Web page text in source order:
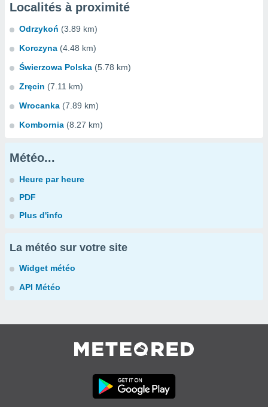
Localités à proximité
Odrzykoń (3.89 km)
Korczyna (4.48 km)
Świerzowa Polska (5.78 km)
Zręcin (7.11 km)
Wrocanka (7.89 km)
Kombornia (8.27 km)
Météo...
Heure par heure
PDF
Plus d'info
La météo sur votre site
Widget météo
API Météo